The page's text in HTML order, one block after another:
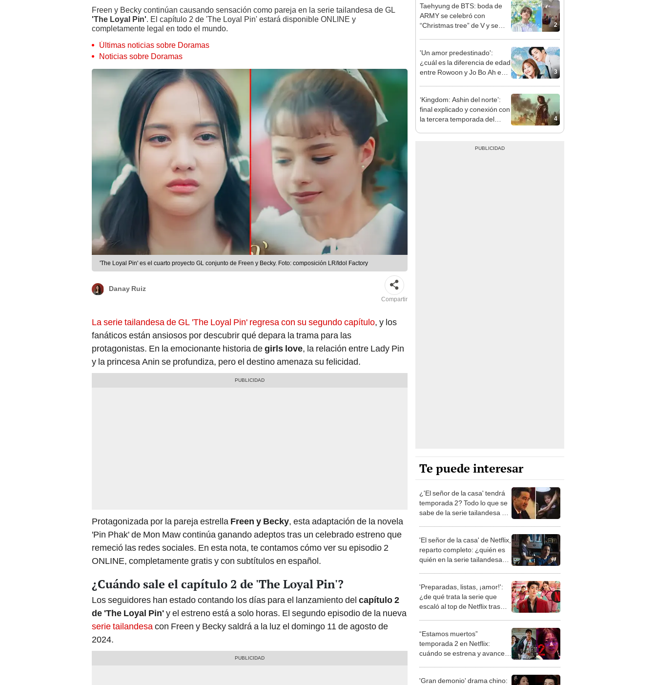
Freen y Becky continúan causando sensación como pareja en la serie tailandesa de GL
'The Loyal Pin'. El capítulo 2 de 'The Loyal Pin' estará disponible ONLINE y
completamente legal en todo el mundo.
Últimas noticias sobre Doramas
Noticias sobre Doramas
'The Loyal Pin' es el cuarto proyecto GL conjunto de Freen y Becky. Foto: composición LR/Idol Factory
Danay Ruiz
Compartir
La serie tailandesa de GL 'The Loyal Pin' regresa con su segundo capítulo, y los
fanáticos están ansiosos por descubrir qué depara la trama para las
protagonistas. En la emocionante historia degirls love, la relación entre Lady Pin
y la princesa Anin se profundiza, pero el destino amenaza su felicidad.
Protagonizada por la pareja estrella Freen y Becky, esta adaptación de la novela
'Pin Phak' de Mon Maw continúa ganando adeptos tras un celebrado estreno que
remeció las redes sociales. En esta nota, te contamos cómo ver su episodio 2
ONLINE, completamente gratis y con subtítulos en español.
¿Cuándo sale el capítulo 2 de 'The Loyal Pin'?
Los seguidores han estado contando los días para el lanzamiento del capítulo 2
de 'The Loyal Pin'y el estreno está a solo horas. El segundo episodio de la nueva
serie tailandesacon Freen y Becky saldrá a la luz el domingo 11 de agosto de
2024.
2
Taehyung de BTS: boda de
ARMY se celebró con
“Christmas tree” de V y se
3
'Un amor predestinado':
¿cuál es la diferencia de edad
entre Rowoon y Jo Bo Ah en
4
‘Kingdom: Ashin del norte’:
final explicado y conexión con
la tercera temporada del
Te puede interesar
¿'El señor de la casa' tendrá
temporada 2? Todo lo que se
sabe de la serie tailandesa en
'El señor de la casa' de Netflix,
reparto completo: ¿quién es
quién en la serie tailandesa
'Preparadas, listas, ¡amor!':
¿de qué trata la serie que
escaló al top de Netflix tras
“Estamos muertos”
temporada 2 en Netflix:
cuándo se estrena y avances
'Gran demonio' drama chino: